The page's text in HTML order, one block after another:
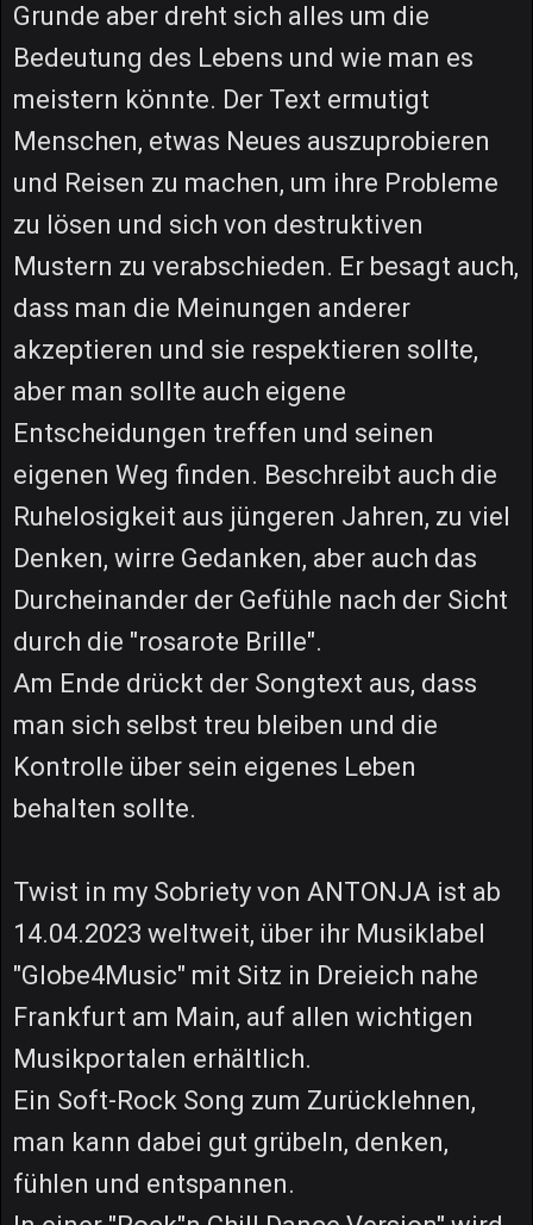
Grunde aber dreht sich alles um die
Bedeutung des Lebens und wie man es
meistern könnte. Der Text ermutigt
Menschen, etwas Neues auszuprobieren
und Reisen zu machen, um ihre Probleme
zu lösen und sich von destruktiven
Mustern zu verabschieden. Er besagt auch,
dass man die Meinungen anderer
akzeptieren und sie respektieren sollte,
aber man sollte auch eigene
Entscheidungen treffen und seinen
eigenen Weg finden. Beschreibt auch die
Ruhelosigkeit aus jüngeren Jahren, zu viel
Denken, wirre Gedanken, aber auch das
Durcheinander der Gefühle nach der Sicht
durch die "rosarote Brille".
Am Ende drückt der Songtext aus, dass
man sich selbst treu bleiben und die
Kontrolle über sein eigenes Leben
behalten sollte.
Twist in my Sobriety von ANTONJA ist ab
14.04.2023 weltweit, über ihr Musiklabel
"Globe4Music" mit Sitz in Dreieich nahe
Frankfurt am Main, auf allen wichtigen
Musikportalen erhältlich.
Ein Soft-Rock Song zum Zurücklehnen,
man kann dabei gut grübeln, denken,
fühlen und entspannen.